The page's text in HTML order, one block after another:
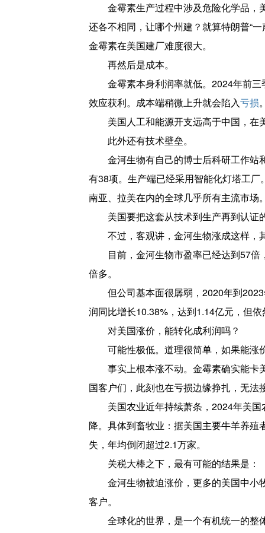
金霉素生产过程中涉及危险化学品，
还各不相同，让哪个州建？就算特朗普“
金霉素在美国建厂难度很大。
再然后是成本。
金霉素本身利润率就低。2024年前
效应获利。成本端稍微上升就会陷入亏损
美国人工和能源开支远高于中国，在
此外还有技术壁垒。
金河生物有自己的博士后科研工作站
有38项。生产端已经采用智能化灯塔工
南亚、拉美在内的全球几乎所有主流市场
美国要把这套从技术到生产再到认
不过，客观讲，金河生物涨成这样，
目前，金河生物市盈率已经达到57
倍多。
但公司基本面很孱弱，2020年到
润同比增长10.38%，达到1.14亿元，但
对美国涨价，能转化成利润吗？
可能性极低。道理很简单，如果能涨
事实上根本涨不动。金霉素确实能卡
国客户们，此刻也在亏损边缘挣扎，无法
美国农业近年持续萧条，2024年美
降。具体到畜牧业：据美国主要牛羊养
失，年均倒闭超过2.1万家。
关税大棒之下，最有可能的结果是：
金河生物被迫涨价，更多的美国中小
客户。
全球化的世界，是一个有机统一的整